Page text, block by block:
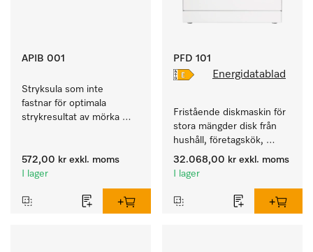
APIB 001
Stryksula som inte
fastnar för optimala
strykresultat av mörka
572,00 kr exkl. moms
I lager
PFD 101
Energidatablad
Fristående diskmaskin för
stora mängder disk från
hushåll, företagskök,
pentryn och diskrum.
32.068,00 kr exkl. moms
I lager